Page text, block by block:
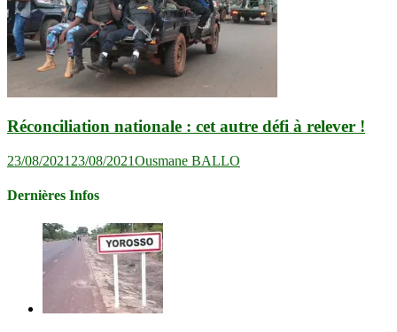
Réconciliation nationale : cet autre défi à relever !
23/08/2021 23/08/2021Ousmane BALLO
Dernières Infos